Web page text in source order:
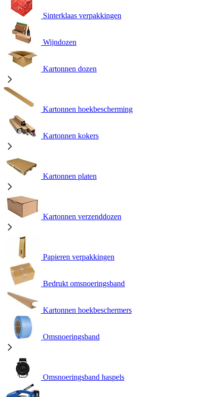
Sinterklaas verpakkingen
Wijndozen
Kartonnen dozen
Kartonnen hoekbescherming
Kartonnen kokers
Kartonnen platen
Kartonnen verzenddozen
Papieren verpakkingen
Bedrukt omsnoeringsband
Kartonnen hoekbeschermers
Omsnoeringsband
Omsnoeringsband haspels